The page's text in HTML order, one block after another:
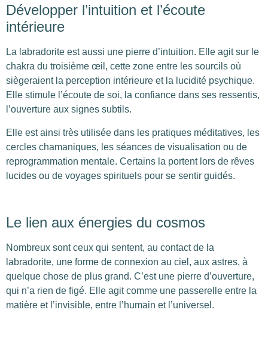
Développer l’intuition et l’écoute
intérieure
La labradorite est aussi une pierre d’intuition. Elle agit sur le
chakra du troisième œil, cette zone entre les sourcils où
siègeraient la perception intérieure et la lucidité psychique.
Elle stimule l’écoute de soi, la confiance dans ses ressentis,
l’ouverture aux signes subtils.
Elle est ainsi très utilisée dans les pratiques méditatives, les
cercles chamaniques, les séances de visualisation ou de
reprogrammation mentale. Certains la portent lors de rêves
lucides ou de voyages spirituels pour se sentir guidés.
Le lien aux énergies du cosmos
Nombreux sont ceux qui sentent, au contact de la
labradorite, une forme de connexion au ciel, aux astres, à
quelque chose de plus grand. C’est une pierre d’ouverture,
qui n’a rien de figé. Elle agit comme une passerelle entre la
matière et l’invisible, entre l’humain et l’universel.